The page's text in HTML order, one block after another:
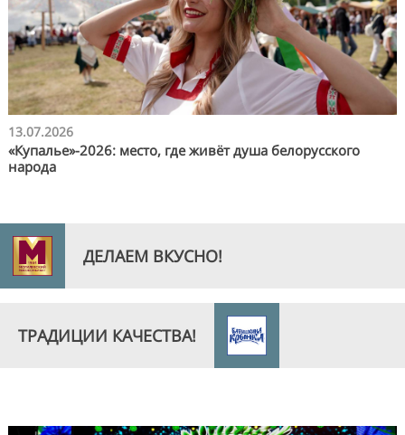
13.07.2026
«Купалье»-2026: место, где живёт душа белорусского
народа
ДЕЛАЕМ ВКУСНО!
ТРАДИЦИИ КАЧЕСТВА!